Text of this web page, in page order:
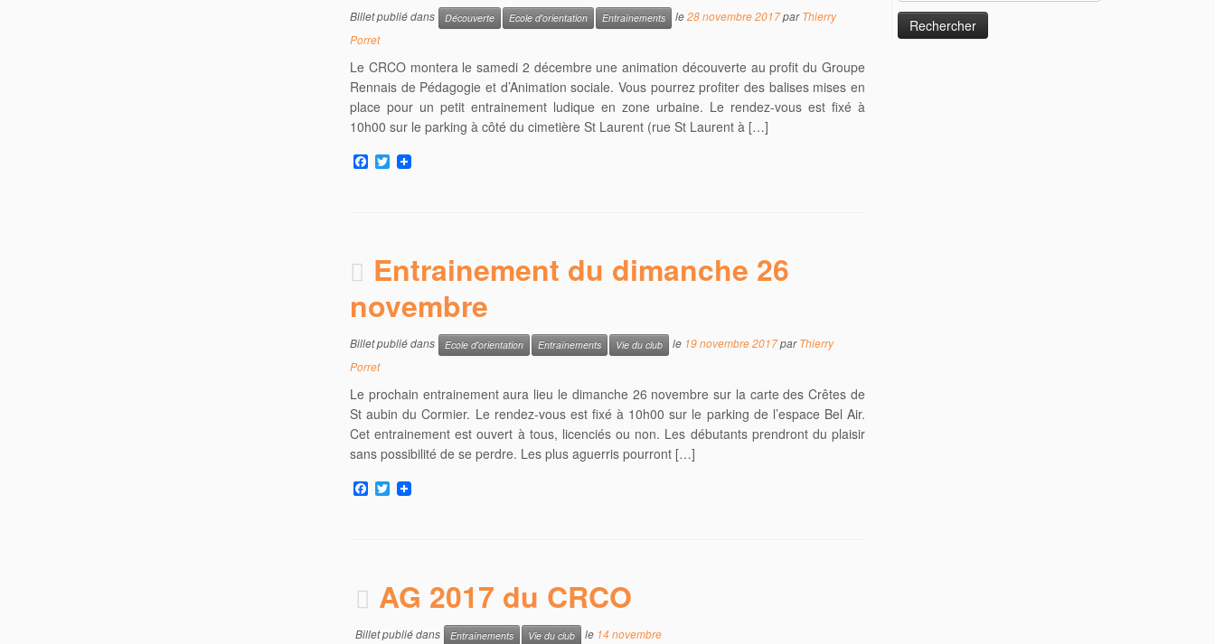
Billet publié dans Découverte Ecole d'orientation Entraînements le28 novembre 2017parThierry
Porret
Le CRCO montera le samedi 2 décembre une animation découverte au profit du Groupe
Rennais de Pédagogie et d’Animation sociale. Vous pourrez profiter des balises mises en
place pour un petit entrainement ludique en zone urbaine. Le rendez-vous est fixé à
10h00 sur le parking à côté du cimetière St Laurent (rue St Laurent à […]
F
a
T
w
Entrainement du dimanche 26
novembre
Billet publié dans Ecole d'orientation Entraînements Vie du club le 19 novembre 2017parThierry
Porret
Le prochain entrainement aura lieu le dimanche 26 novembre sur la carte des Crêtes de
St aubin du Cormier. Le rendez-vous est fixé à 10h00 sur le parking de l’espace Bel Air.
Cet entrainement est ouvert à tous, licenciés ou non. Les débutants prendront du plaisir
sans possibilité de se perdre. Les plus aguerris pourront […]
F
a
T
w
AG 2017 du CRCO
Billet publié dans Entraînements Vie du club le 14 novembre